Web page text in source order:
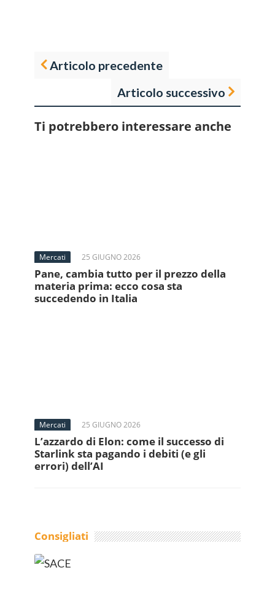
Articolo precedente
Articolo successivo
Ti potrebbero interessare anche
Mercati 25 GIUGNO 2026
Pane, cambia tutto per il prezzo della
materia prima: ecco cosa sta
succedendo in Italia
Mercati 25 GIUGNO 2026
L’azzardo di Elon: come il successo di
Starlink sta pagando i debiti (e gli
errori) dell’AI
Consigliati